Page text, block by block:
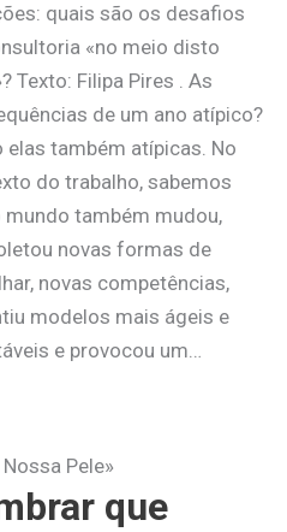
quais são os desafios
«no meio disto
Texto: Filipa Pires . As
de um ano atípico?
elas também atípicas. No
do trabalho, sabemos
mundo também mudou,
novas formas de
novas competências,
modelos mais ágeis e
e provocou um…
Nossa Pele»
que